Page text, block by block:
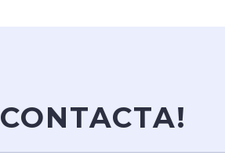
CONTACTA!